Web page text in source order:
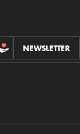
CONTRIBUCIONES
NEWSLETTER